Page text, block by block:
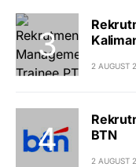
2 AUGUST
BTN
2 AUGUST